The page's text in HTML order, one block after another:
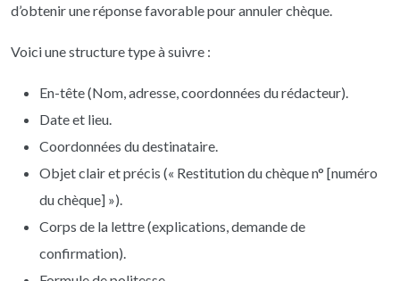
d’obtenir une réponse favorable pour annuler chèque.
Voici une structure type à suivre :
En-tête (Nom, adresse, coordonnées du rédacteur).
Date et lieu.
Coordonnées du destinataire.
Objet clair et précis (« Restitution du chèque n° [numéro
du chèque] »).
Corps de la lettre (explications, demande de
confirmation).